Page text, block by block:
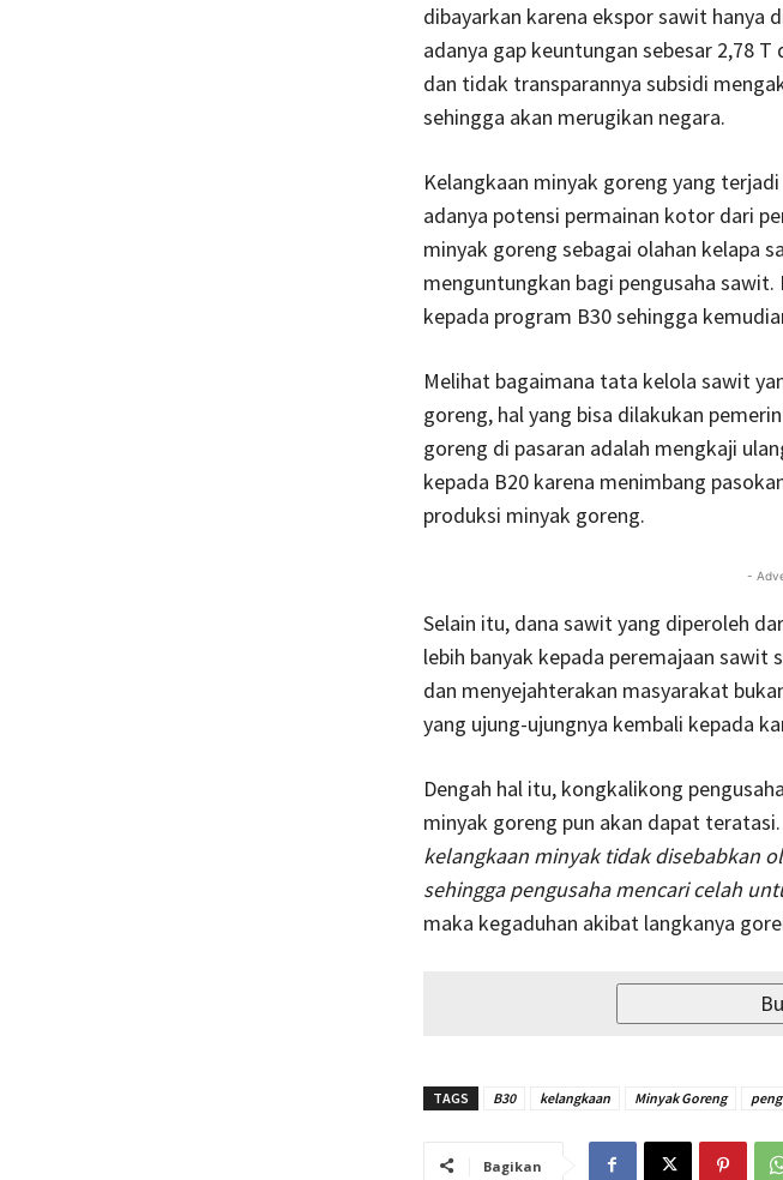
dibayarkan karena ekspor sawit hanya
adanya gap keuntungan sebesar 2,78
dan tidak transparannya subsidi
sehingga akan merugikan negara.
Kelangkaan minyak goreng yang
adanya potensi permainan kotor dari
minyak goreng sebagai olahan kelapa
menguntungkan bagi pengusaha
kepada program B30 sehingga
Melihat bagaimana tata kelola sawit
goreng, hal yang bisa dilakukan
goreng di pasaran adalah mengkaji
kepada B20 karena menimbang
produksi minyak goreng.
-
Selain itu, dana sawit yang diperoleh
lebih banyak kepada peremajaan
dan menyejahterakan masyarakat
yang ujung-ujungnya kembali kepada
Dengah hal itu, kongkalikong
minyak goreng pun akan dapat
kelangkaan minyak tidak disebabkan
sehingga pengusaha mencari celah
maka kegaduhan akibat langkanya
TAGS B30 kelangkaan Minyak Goreng
Bagikan